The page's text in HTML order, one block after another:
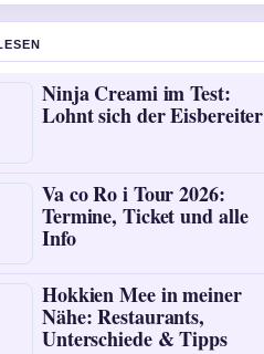
Ninja Creami im Test:
Lohnt sich der Eisbereiter
Va co Ro i Tour 2026:
Termine, Ticket und alle
Info
Hokkien Mee in meiner
Nähe: Restaurants,
Unterschiede & Tipps